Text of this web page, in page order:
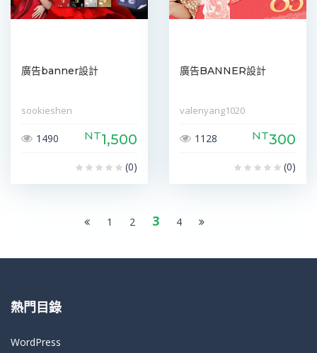
廣告banner設計
sookieshen
1490 NT1,500
(0)
廣告BANNER設計
valenyang1020
1128 NT300
(0)
1 2 3 4
熱門目錄
WordPress